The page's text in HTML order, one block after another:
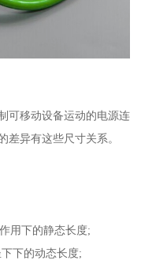
可移动设备运动的电源连
差异有这些尺寸关系。
用下的静态长度;
下的动态长度;